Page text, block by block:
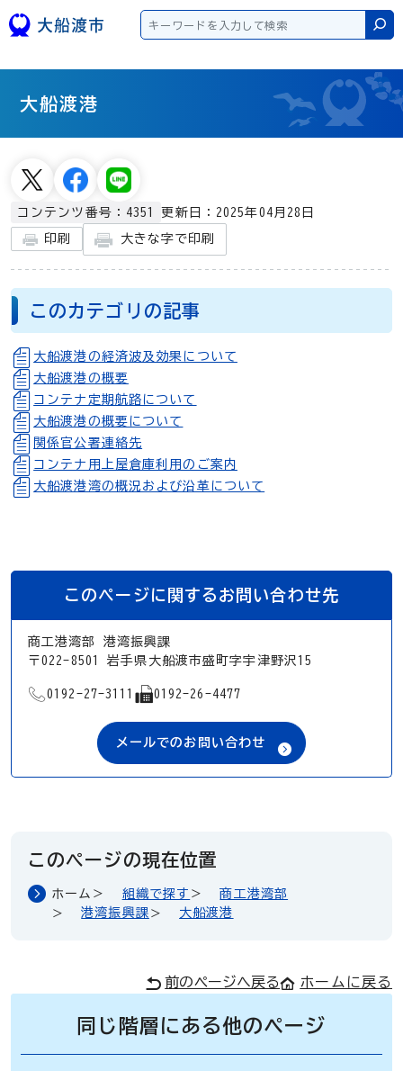
検索
大船渡港
コンテンツ番号：4351 更新日：2025年04月28日
印刷 大きな字で印刷
このカテゴリの記事
大船渡港の経済波及効果について
大船渡港の概要
コンテナ定期航路について
大船渡港の概要について
関係官公署連絡先
コンテナ用上屋倉庫利用のご案内
大船渡港湾の概況および沿革について
このページに関するお問い合わせ先
商工港湾部 港湾振興課
〒022-8501 岩手県大船渡市盛町字宇津野沢15
TEL
0192-27-3111 FAX
0192-26-4477
メールでのお問い合わせ
このページの現在位置
ホーム 組織で探す
商工港湾部
港湾振興課
大船渡港
前のページへ戻る ホームに戻る
同じ階層にある他のページ